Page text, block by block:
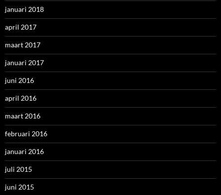
januari 2018
april 2017
maart 2017
januari 2017
juni 2016
april 2016
maart 2016
februari 2016
januari 2016
juli 2015
juni 2015